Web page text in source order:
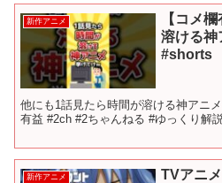
新作アニメ
【コメ
溶ける神
#shorts
他にも1話見たら時間が溶ける神アニ
有益 #2ch #2ちゃんねる #ゆっくり解
新作アニメ
TVアニ